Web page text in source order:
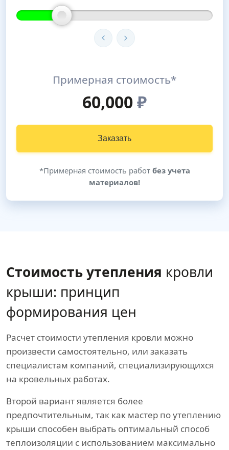
Примерная стоимость*
60,000₽
Заказать
*Примерная стоимость работ без учета
материалов!
Стоимость утепления кровли
крыши: принцип
формирования цен
Расчет стоимости утепления кровли можно
произвести самостоятельно, или заказать
специалистам компаний, специализирующихся
на кровельных работах.
Второй вариант является более
предпочтительным, так как мастер по утеплению
крыши способен выбрать оптимальный способ
теплоизоляции с использованием максимально